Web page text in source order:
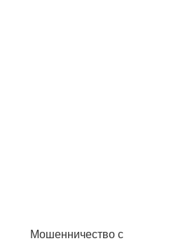
Мошенничество с